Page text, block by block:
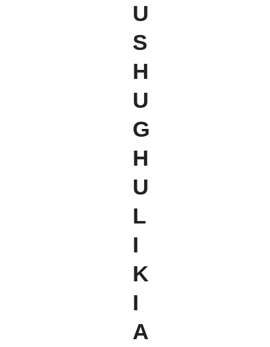
U
S
H
U
G
H
U
L
I
K
I
A